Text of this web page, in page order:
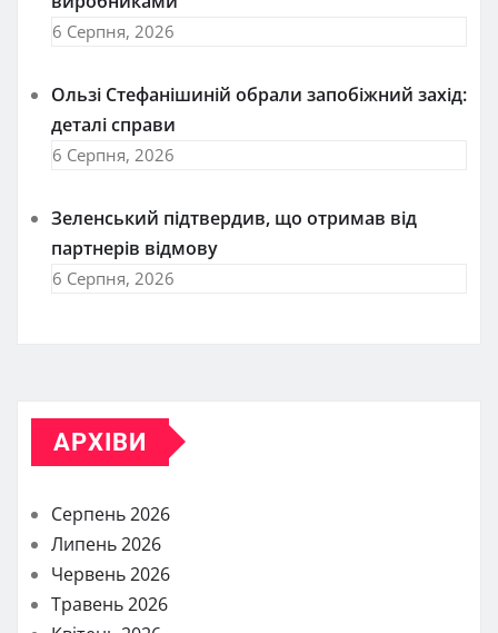
6 Серпня, 2026
Ользі Стефанішиній обрали запобіжний захід:
деталі справи
6 Серпня, 2026
Зеленський підтвердив, що отримав від
партнерів відмову
6 Серпня, 2026
АРХІВИ
Серпень 2026
Липень 2026
Червень 2026
Травень 2026